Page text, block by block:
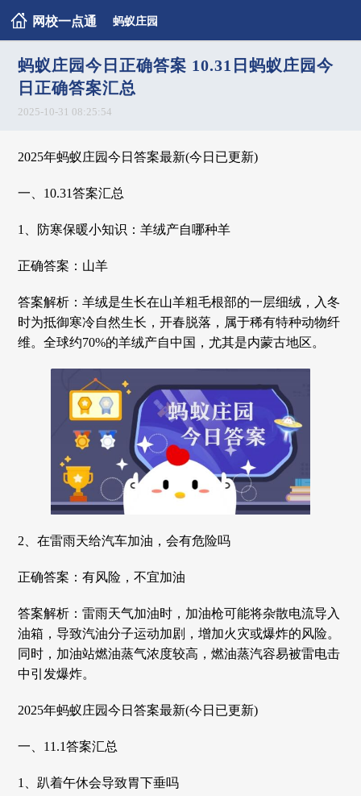
网校一点通 蚂蚁庄园
蚂蚁庄园今日正确答案 10.31日蚂蚁庄园今
日正确答案汇总
2025-10-31 08:25:54
2025年蚂蚁庄园今日答案最新(今日已更新)
一、10.31答案汇总
1、防寒保暖小知识：羊绒产自哪种羊
正确答案：山羊
答案解析：羊绒是生长在山羊粗毛根部的一层细绒，入冬
时为抵御寒冷自然生长，开春脱落，属于稀有特种动物纤
维。全球约70%的羊绒产自中国，尤其是内蒙古地区。
2、在雷雨天给汽车加油，会有危险吗
正确答案：有风险，不宜加油
答案解析：雷雨天气加油时，加油枪可能将杂散电流导入
油箱，导致汽油分子运动加剧，增加火灾或爆炸的风险。
同时，加油站燃油蒸气浓度较高，燃油蒸汽容易被雷电击
中引发爆炸。
2025年蚂蚁庄园今日答案最新(今日已更新)
一、11.1答案汇总
1、趴着午休会导致胃下垂吗